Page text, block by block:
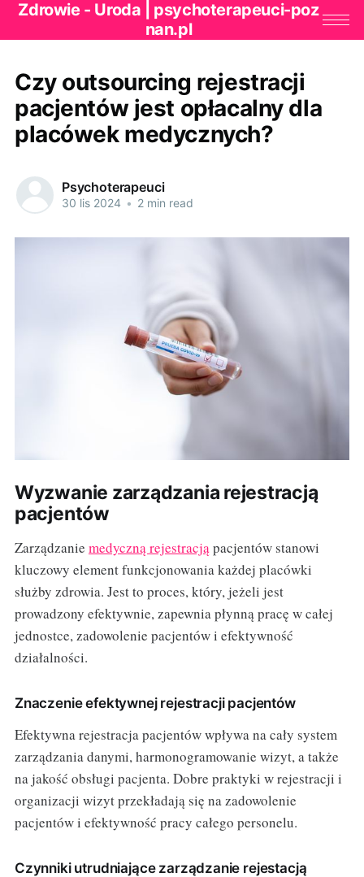
Zdrowie - Uroda | psychoterapeuci-poz
nan.pl
Czy outsourcing rejestracji
pacjentów jest opłacalny dla
placówek medycznych?
Psychoterapeuci
30 lis 2024 • 2 min read
Wyzwanie zarządzania rejestracją
pacjentów
Zarządzanie medyczną rejestracjąpacjentów stanowi
kluczowy element funkcjonowania każdej placówki
służby zdrowia. Jest to proces, który, jeżeli jest
prowadzony efektywnie, zapewnia płynną pracę w całej
jednostce, zadowolenie pacjentów i efektywność
działalności.
Znaczenie efektywnej rejestracji pacjentów
Efektywna rejestracja pacjentów wpływa na cały system
zarządzania danymi, harmonogramowanie wizyt, a także
na jakość obsługi pacjenta. Dobre praktyki w rejestracji i
organizacji wizyt przekładają się na zadowolenie
pacjentów i efektywność pracy całego personelu.
Czynniki utrudniające zarządzanie rejestacją